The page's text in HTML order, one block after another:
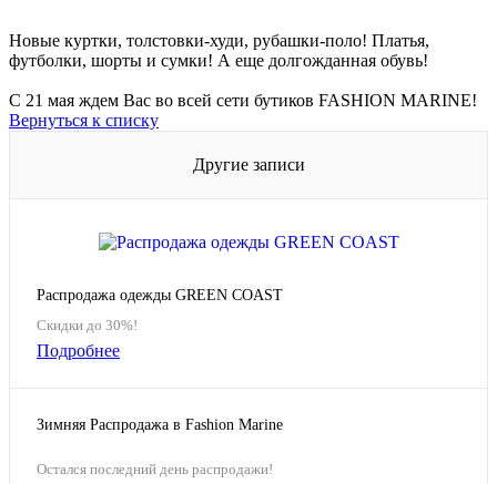
Новые куртки, толстовки-худи, рубашки-поло! Платья,
футболки, шорты и сумки! А еще долгожданная обувь!
С 21 мая ждем Вас во всей сети бутиков FASHION MARINE!
Вернуться к списку
Другие записи
Распродажа одежды GREEN COAST
Скидки до 30%!
Подробнее
Зимняя Распродажа в Fashion Marine
Остался последний день распродажи!